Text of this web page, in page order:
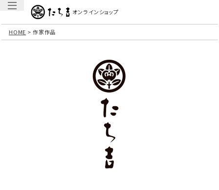
オンラインショップ
HOME 作家作品